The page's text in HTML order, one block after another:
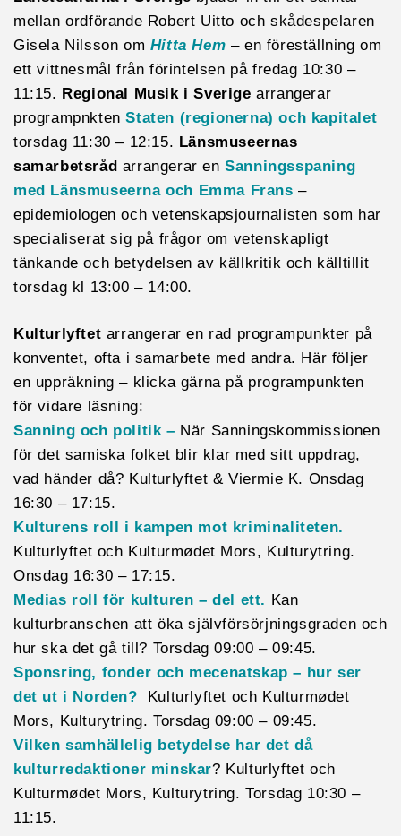
mellan ordförande Robert Uitto och skådespelaren
Gisela Nilsson om Hitta Hem – en föreställning om
ett vittnesmål från förintelsen på fredag 10:30 –
11:15. Regional Musik i Sverige arrangerar
programpnktenStaten (regionerna) och kapitalet
torsdag 11:30 – 12:15. Länsmuseernas
samarbetsråd arrangerar enSanningsspaning
med Länsmuseerna och Emma Frans –
epidemiologen och vetenskapsjournalisten som har
specialiserat sig på frågor om vetenskapligt
tänkande och betydelsen av källkritik och källtillit
torsdag kl 13:00 – 14:00.
Kulturlyftet arrangerar en rad programpunkter på
konventet, ofta i samarbete med andra. Här följer
en uppräkning – klicka gärna på programpunkten
för vidare läsning:
Sanning och politik – När Sanningskommissionen
för det samiska folket blir klar med sitt uppdrag,
vad händer då? Kulturlyftet & Viermie K. Onsdag
16:30 – 17:15.
Kulturens roll i kampen mot kriminaliteten.
Kulturlyftet och Kulturmødet Mors, Kulturytring.
Onsdag 16:30 – 17:15.
Medias roll för kulturen – del ett. Kan
kulturbranschen att öka självförsörjningsgraden och
hur ska det gå till? Torsdag 09:00 – 09:45.
Sponsring, fonder och mecenatskap – hur ser
det ut i Norden? Kulturlyftet och Kulturmødet
Mors, Kulturytring. Torsdag 09:00 – 09:45.
Vilken samhällelig betydelse har det då
kulturredaktioner minskar? Kulturlyftet och
Kulturmødet Mors, Kulturytring. Torsdag 10:30 –
11:15.